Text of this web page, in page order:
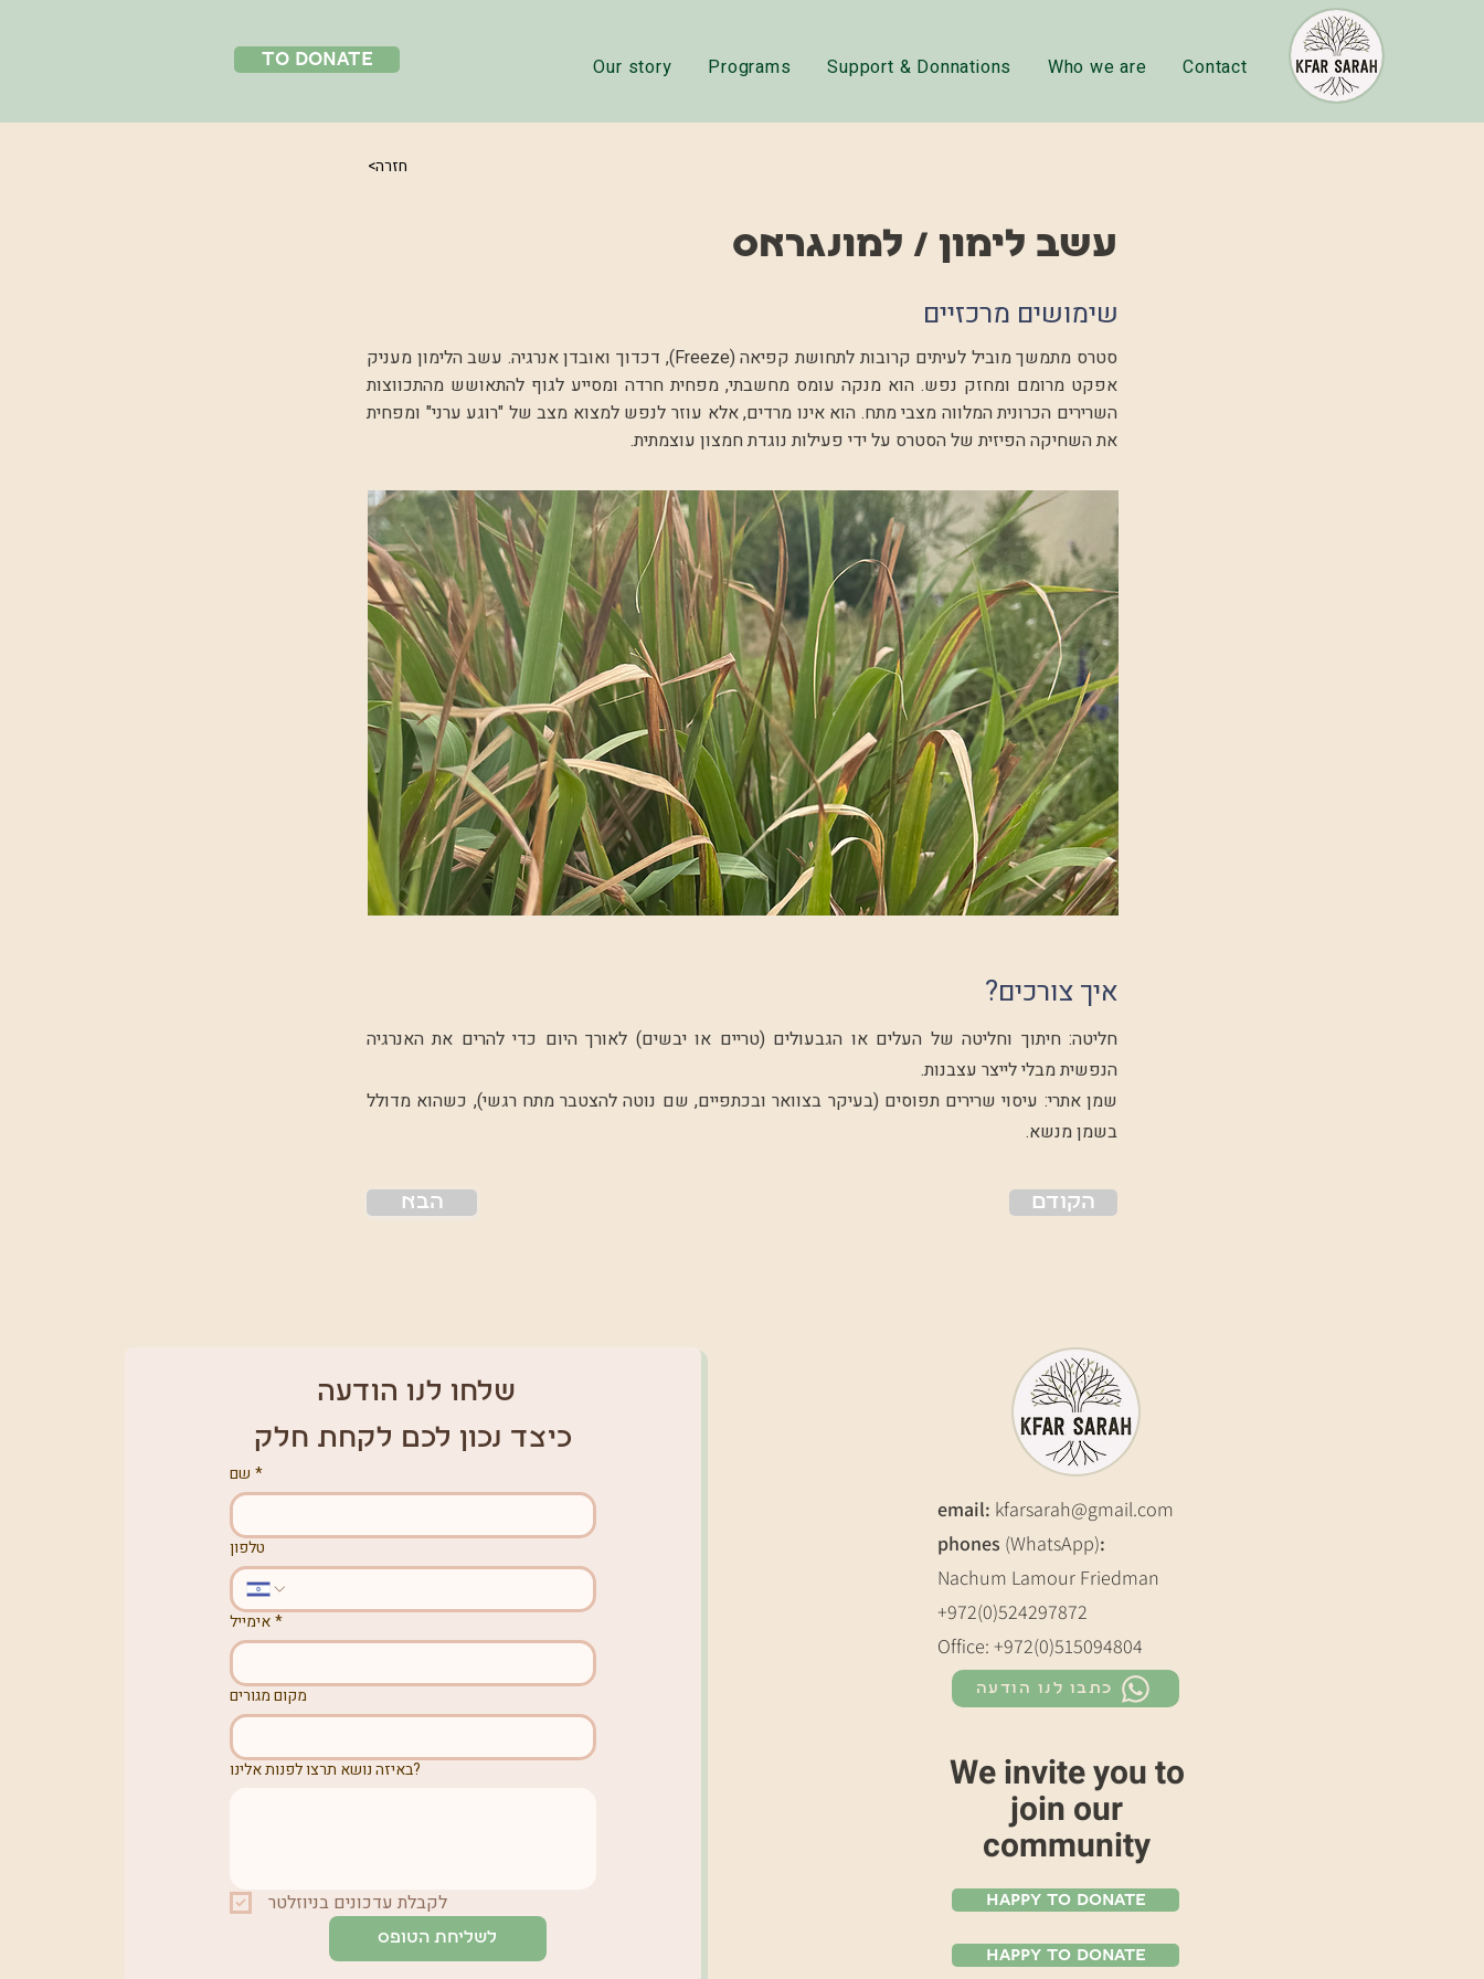
to donate Contact
Who we are
Support & Donnations
Programs
Our story
<חזרה
עשב לימון / למונגראס
שימושים מרכזיים
סטרס מתמשך מוביל לעיתים קרובות לתחושת קפיאה (Freeze), דכדוך ואובדן אנרגיה. עשב הלימון מעניק
אפקט מרומם ומחזק נפש. הוא מנקה עומס מחשבתי, מפחית חרדה ומסייע לגוף להתאושש מהתכווצות
השרירים הכרונית המלווה מצבי מתח. הוא אינו מרדים, אלא עוזר לנפש למצוא מצב של "רוגע ערני" ומפחית
את השחיקה הפיזית של הסטרס על ידי פעילות נוגדת חמצון עוצמתית.
איך צורכים?
חליטה: חיתוך וחליטה של העלים או הגבעולים (טריים או יבשים) לאורך היום כדי להרים את האנרגיה
הנפשית מבלי לייצר עצבנות.
שמן אתרי: עיסוי שרירים תפוסים (בעיקר בצוואר ובכתפיים, שם נוטה להצטבר מתח רגשי), כשהוא מדולל
בשמן מנשא.
הבא הקודם
שלחו לנו הודעה
כיצד נכון לכם לקחת חלק
שם *
טלפון
אימייל*
מקום מגורים
באיזה נושא תרצו לפנות אלינו?
לקבלת עדכונים בניוזלטר
לשליחת הטופס
email: kfarsarah@gmail.com
phones (WhatsApp):
Nachum Lamour Friedman
+972(0)524297872
Office: +972(0)515094804
כתבו לנו הודעה
We invite you to
join our
community
Happy To Donate
Happy To Donate